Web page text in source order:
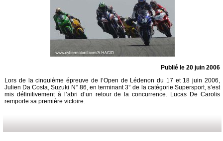
Publié le 20 juin 2006
Lors de la cinquième épreuve de l’Open de Lédenon du 17 et 18 juin 2006,
Julien Da Costa, Suzuki N° 86, en terminant 3° de la catégorie Supersport, s’est
mis définitivement à l’abri d’un retour de la concurrence. Lucas De Carolis
remporte sa première victoire.